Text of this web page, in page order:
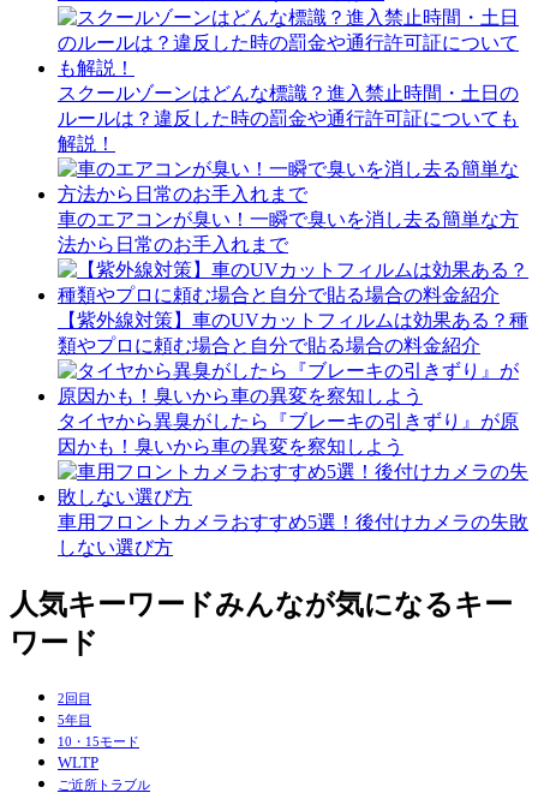
スクールゾーンはどんな標識？進入禁止時間・土日の
ルールは？違反した時の罰金や通行許可証についても
解説！
車のエアコンが臭い！一瞬で臭いを消し去る簡単な方
法から日常のお手入れまで
【紫外線対策】車のUVカットフィルムは効果ある？種
類やプロに頼む場合と自分で貼る場合の料金紹介
タイヤから異臭がしたら『ブレーキの引きずり』が原
因かも！臭いから車の異変を察知しよう
車用フロントカメラおすすめ5選！後付けカメラの失敗
しない選び方
人気キーワードみんなが気になるキー
ワード
2回目
5年目
10・15モード
WLTP
ご近所トラブル